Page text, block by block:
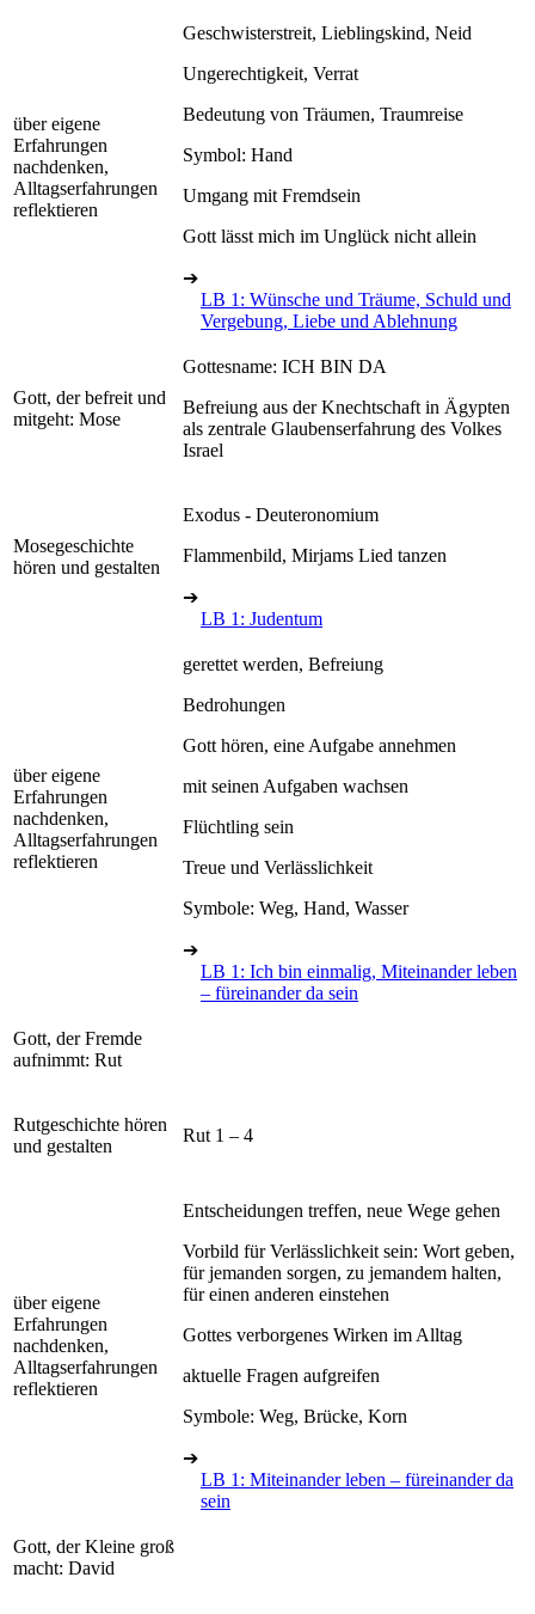
über eigene
Erfahrungen
nachdenken,
Alltagserfahrungen
reflektieren
Geschwisterstreit, Lieblingskind, Neid
Ungerechtigkeit, Verrat
Bedeutung von Träumen, Traumreise
Symbol: Hand
Umgang mit Fremdsein
Gott lässt mich im Unglück nicht allein
➔
LB 1: Wünsche und Träume, Schuld und
Vergebung, Liebe und Ablehnung
Gott, der befreit und
mitgeht: Mose
Gottesname: ICH BIN DA
Befreiung aus der Knechtschaft in Ägypten
als zentrale Glaubenserfahrung des Volkes
Israel
Mosegeschichte
hören und gestalten
Exodus - Deuteronomium
Flammenbild, Mirjams Lied tanzen
➔
LB 1: Judentum
über eigene
Erfahrungen
nachdenken,
Alltagserfahrungen
reflektieren
gerettet werden, Befreiung
Bedrohungen
Gott hören, eine Aufgabe annehmen
mit seinen Aufgaben wachsen
Flüchtling sein
Treue und Verlässlichkeit
Symbole: Weg, Hand, Wasser
➔
LB 1: Ich bin einmalig, Miteinander leben
– füreinander da sein
Gott, der Fremde
aufnimmt: Rut
Rutgeschichte hören
und gestalten
Rut 1 – 4
über eigene
Erfahrungen
nachdenken,
Alltagserfahrungen
reflektieren
Entscheidungen treffen, neue Wege gehen
Vorbild für Verlässlichkeit sein: Wort geben,
für jemanden sorgen, zu jemandem halten,
für einen anderen einstehen
Gottes verborgenes Wirken im Alltag
aktuelle Fragen aufgreifen
Symbole: Weg, Brücke, Korn
➔
LB 1: Miteinander leben – füreinander da
sein
Gott, der Kleine groß
macht: David